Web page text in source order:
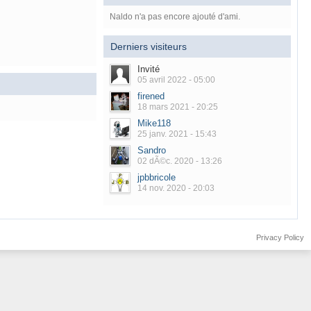
Naldo n'a pas encore ajouté d'ami.
Derniers visiteurs
Invité
05 avril 2022 - 05:00
firened
18 mars 2021 - 20:25
Mike118
25 janv. 2021 - 15:43
Sandro
02 dÃ©c. 2020 - 13:26
jpbbricole
14 nov. 2020 - 20:03
Privacy Policy